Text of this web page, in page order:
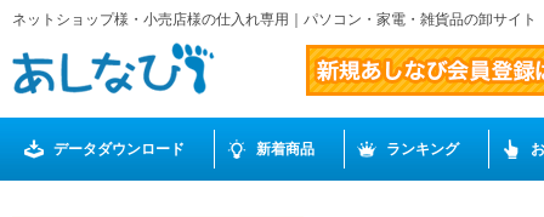
ネットショップ様・小売店様の仕入れ専用｜パソコン・家電・雑貨品の卸サイ
データダウンロード 新着商品 ランキング